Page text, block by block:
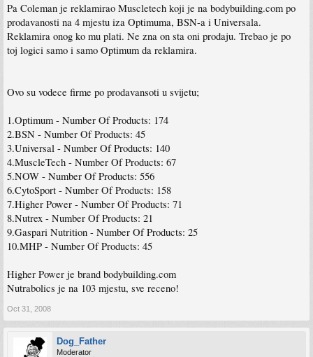
Pa Coleman je reklamirao Muscletech koji je na bodybuilding.com po
prodavanosti na 4 mjestu iza Optimuma, BSN-a i Universala.
Reklamira onog ko mu plati. Ne zna on sta oni prodaju. Trebao je po
toj logici samo i samo Optimum da reklamira.
Ovo su vodece firme po prodavansoti u svijetu;
1.Optimum - Number Of Products: 174
2.BSN - Number Of Products: 45
3.Universal - Number Of Products: 140
4.MuscleTech - Number Of Products: 67
5.NOW - Number Of Products: 556
6.CytoSport - Number Of Products: 158
7.Higher Power - Number Of Products: 71
8.Nutrex - Number Of Products: 21
9.Gaspari Nutrition - Number Of Products: 25
10.MHP - Number Of Products: 45
Higher Power je brand bodybuilding.com
Nutrabolics je na 103 mjestu, sve receno!
Oct 31, 2008
Dog_Father
Moderator